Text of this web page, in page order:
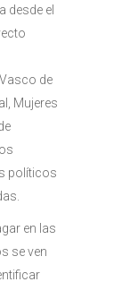
desde el
de
Mujeres
políticos
en las
se ven